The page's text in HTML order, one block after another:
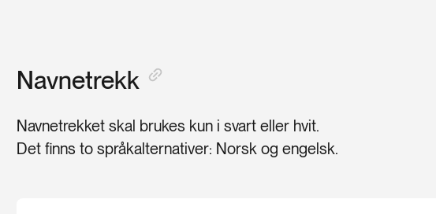
Navnetrekk
Navnetrekket skal brukes kun i svart eller hvit.
Det finns to språkalternativer: Norsk og engelsk.